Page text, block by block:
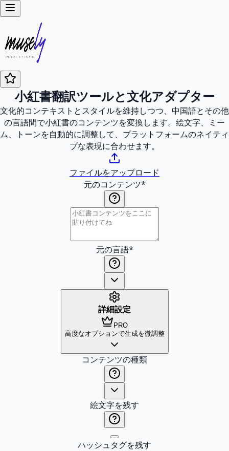
小紅書翻訳ツールと文化アダプター
文化的コンテキストとスタイルを維持しつつ、中国語とその他
の言語間で小紅書のコンテンツを変換します。絵文字、ミー
ム、トーンを自動的に調整して、プラットフォームのネイティ
ブな表現に合わせます。
ファイルをアップロード
元のコンテンツ*
元の言語*
詳細設定
PRO
高度なオプションで生成を微調整
コンテンツの種類
絵文字を残す
ハッシュタグを残す